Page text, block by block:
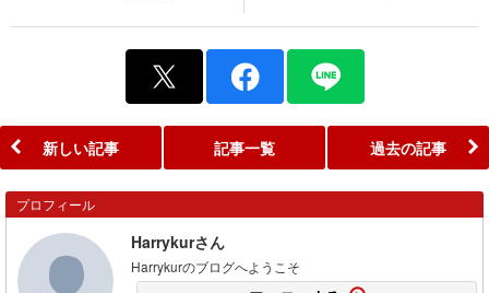
新しい記事 記事一覧 過去の記事
プロフィール
Harrykurさん
Harrykurのブログへようこそ